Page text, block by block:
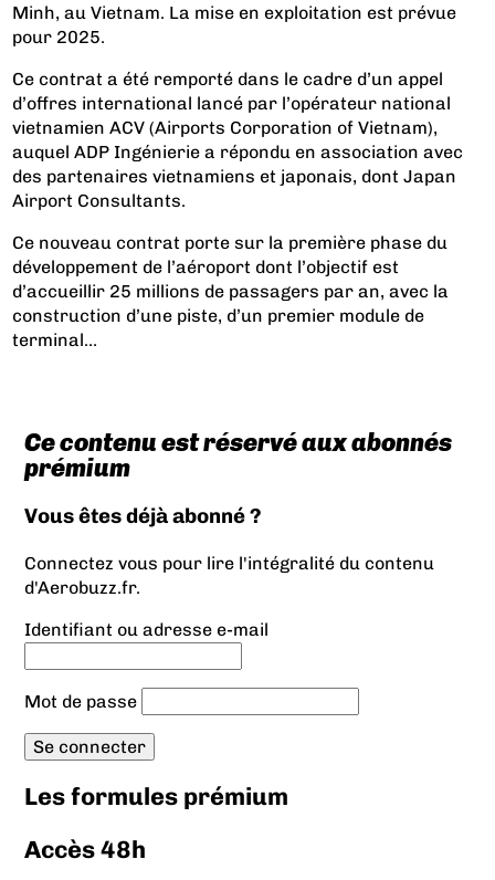
Minh, au Vietnam. La mise en exploitation est prévue
pour 2025.
Ce contrat a été remporté dans le cadre d’un appel
d’offres international lancé par l’opérateur national
vietnamien ACV (Airports Corporation of Vietnam),
auquel ADP Ingénierie a répondu en association avec
des partenaires vietnamiens et japonais, dont Japan
Airport Consultants.
Ce nouveau contrat porte sur la première phase du
développement de l’aéroport dont l’objectif est
d’accueillir 25 millions de passagers par an, avec la
construction d’une piste, d’un premier module de
terminal...
Ce contenu est réservé aux abonnés
prémium
Vous êtes déjà abonné ?
Connectez vous pour lire l'intégralité du contenu
d'Aerobuzz.fr.
Identifiant ou adresse e-mail
Mot de passe
Les formules prémium
Accès 48h